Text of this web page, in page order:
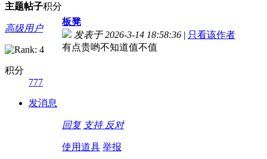
主题帖子积分
高级用户
积分
777
发消息
板凳
发表于 2026-3-14 18:58:36 | 只看该作者
有点贵哟不知道值不值
回复 支持 反对
使用道具 举报